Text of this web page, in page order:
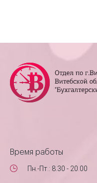
Время работы
Пн.-Пт.: 8.30 - 20.00